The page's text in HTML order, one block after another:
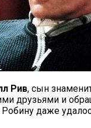
Рив, сын
друзьями и
Робину даже